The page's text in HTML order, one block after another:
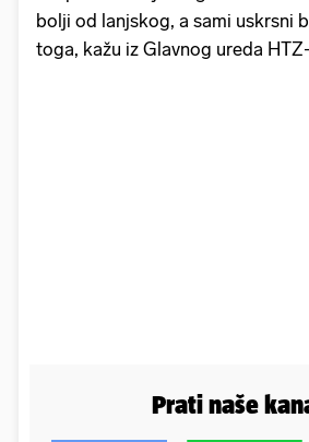
bolji od lanjskog, a sami uskrsni
toga, kažu iz Glavnog ureda
Prati naše